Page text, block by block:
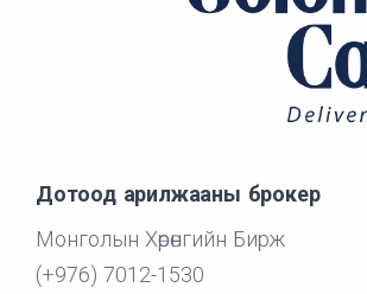
Дотоод арилжааны брокер
Монголын Хөрөнгийн Бирж
(+976) 7012-1530